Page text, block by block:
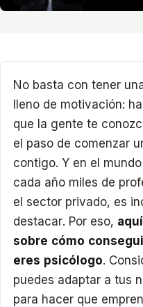
No basta con tener
lleno de motivación:
que la gente te
el paso de comenzar
contigo. Y en el
cada año miles de
el sector privado, es
destacar. Por eso,
sobre cómo
eres psicólogo.
puedes adaptar a tus
para hacer que